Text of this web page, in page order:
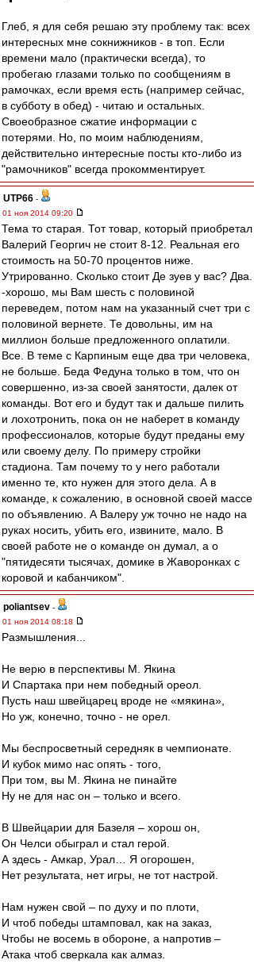
Глеб, я для себя решаю эту проблему так: всех
интересных мне сокнижников - в топ. Если
времени мало (практически всегда), то
пробегаю глазами только по сообщениям в
рамочках, если время есть (например сейчас,
в субботу в обед) - читаю и остальных.
Своеобразное сжатие информации с
потерями. Но, по моим наблюдениям,
действительно интересные посты кто-либо из
"рамочников" всегда прокомментирует.
UTP66 -
01 ноя 2014 09:20
Тема то старая. Тот товар, который приобретал
Валерий Георгич не стоит 8-12. Реальная его
стоимость на 50-70 процентов ниже.
Утрированно. Сколько стоит Де зуев у вас? Два.
-хорошо, мы Вам шесть с половиной
переведем, потом нам на указанный счет три с
половиной вернете. Те довольны, им на
миллион больше предложенного оплатили.
Все. В теме с Карпиным еще два три человека,
не больше. Беда Федуна только в том, что он
совершенно, из-за своей занятости, далек от
команды. Вот его и будут так и дальше пилить
и лохотронить, пока он не наберет в команду
профессионалов, которые будут преданы ему
или своему делу. По примеру стройки
стадиона. Там почему то у него работали
именно те, кто нужен для этого дела. А в
команде, к сожалению, в основной своей массе
по объявлению. А Валеру уж точно не надо на
руках носить, убить его, извините, мало. В
своей работе не о команде он думал, а о
"пятидесяти тысячах, домике в Жаворонках с
коровой и кабанчиком".
poliantsev -
01 ноя 2014 08:18
Размышления...
Не верю в перспективы М. Якина
И Спартака при нем победный ореол.
Пусть наш швейцарец вроде не «мякина»,
Но уж, конечно, точно - не орел.
Мы беспросветный середняк в чемпионате.
И кубок мимо нас опять - того,
При том, вы М. Якина не пинайте
Ну не для нас он – только и всего.
В Швейцарии для Базеля – хорош он,
Он Челси обыграл и стал герой.
А здесь - Амкар, Урал… Я огорошен,
Нет результата, нет игры, не тот настрой.
Нам нужен свой – по духу и по плоти,
И чтоб победы штамповал, как на заказ,
Чтобы не восемь в обороне, а напротив –
Атака чтоб сверкала как алмаз.